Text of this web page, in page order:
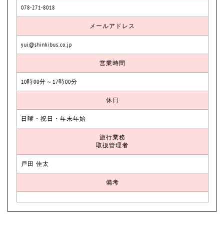
078-271-8018
メールアドレス
yui@shinkibus.co.jp
営業時間
10時00分～17時00分
休日
日曜・祝日・年末年始
旅行業務
取扱管理者
戸田 佳太
備考